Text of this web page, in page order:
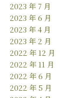
2023 年 7 月
2023 年 6 月
2023 年 4 月
2023 年 2 月
2022 年 12 月
2022 年 11 月
2022 年 6 月
2022 年 5 月